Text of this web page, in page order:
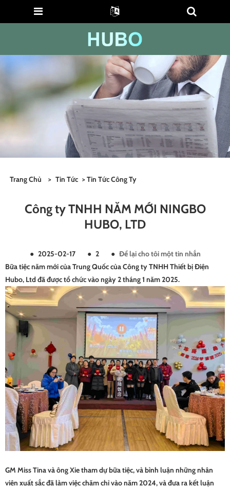
Trang Chủ > Tin Tức >Tin Tức Công Ty
Công ty TNHH NĂM MỚI NINGBO
HUBO, LTD
● 2025-02-17 ● 2 ● Để lại cho tôi một tin nhắn
Bữa tiệc năm mới của Trung Quốc củaCông ty TNHH Thiết bị Điện
Hubo, Ltdđã được tổ chức vào ngày 2 tháng 1 năm 2025.
GM Miss Tina và ông Xie tham dự bữa tiệc, và bình luận những nhân
viên xuất sắc đã làm việc chăm chỉ vào năm 2024, và đưa ra kết luận